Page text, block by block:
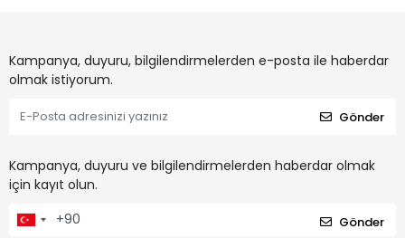
Kampanya, duyuru, bilgilendirmelerden e-posta ile haberdar
olmak istiyorum.
Gönder
Kampanya, duyuru ve bilgilendirmelerden haberdar olmak
için kayıt olun.
Gönder